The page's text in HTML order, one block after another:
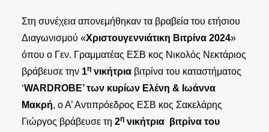
Στη συνέχεια απονεμήθηκαν τα βραβεία του ετήσιου
Διαγωνισμού «Χριστουγεννιάτικη Βιτρίνα 2024»
όπου ο Γεν. Γραμματέας ΕΣΒ κος Νικολός Νεκτάριος
βράβευσε την 1η νικήτρια βιτρίνα του καταστήματος
‘WARDROBE’ των κυρίων Ελένη & Ιωάννα
Μακρή, ο Α’ Αντιπρόεδρος ΕΣΒ κος Σακελάρης
Γιώργος βράβευσε τη 2η νικήτρια βιτρίνα του